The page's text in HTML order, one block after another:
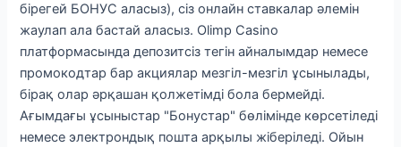
бірегей БОНУС аласыз), сіз онлайн ставкалар әлемін
жаулап ала бастай аласыз. Olimp Casino
платформасында депозитсіз тегін айналымдар немесе
промокодтар бар акциялар мезгіл-мезгіл ұсынылады,
бірақ олар әрқашан қолжетімді бола бермейді.
Ағымдағы ұсыныстар "Бонустар" бөлімінде көрсетіледі
немесе электрондық пошта арқылы жіберіледі. Ойын